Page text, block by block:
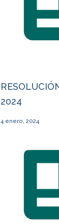
2024
4 enero, 2024